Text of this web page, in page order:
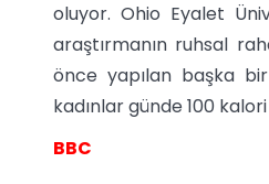
oluyor. Ohio Eyalet
araştırmanın ruhsal
önce yapılan başka
kadınlar günde 100
BBC